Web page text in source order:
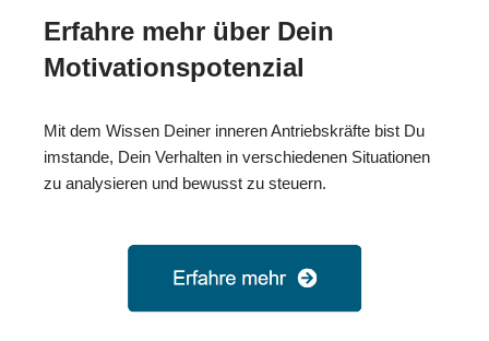
Erfahre mehr über Dein
Motivationspotenzial
Mit dem Wissen Deiner inneren Antriebskräfte bist Du
imstande, Dein Verhalten in verschiedenen Situationen
zu analysieren und bewusst zu steuern.